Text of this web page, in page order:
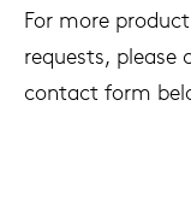
For more
requests, please
contact form